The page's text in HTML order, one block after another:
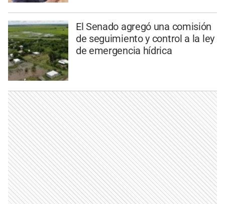
El Senado agregó una comisión
de seguimiento y control a la ley
de emergencia hídrica